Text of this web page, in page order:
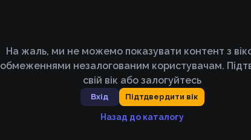
На жаль, ми не можемо показувати контент з
обмеженнями незалогованим користувачам.
свій вік або залогуйтесь
Вхід Підтдвердити вік
Назад до каталогу